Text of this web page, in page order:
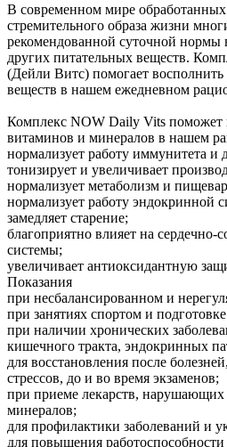
В современном мире
стремительного образа жизни
рекомендованной суточной нормы
других питательных веществ.
(Дейли Витс) помогает
веществ в нашем ежедневном
Комплекс NOW Daily Vits поможет
витаминов и минералов в нашем
нормализует работу иммунитета
тонизирует и увеличивает
нормализует метаболизм и
нормализует работу эндокринной
замедляет старение;
благоприятно влияет на
системы;
увеличивает антиоксидантную
Показания
при несбалансированном и
при занятиях спортом и
при наличии хронических
кишечного тракта, эндокринных
для восстановления после
стрессов, до и во время экзаменов;
при приеме лекарств, нарушающих
минералов;
для профилактики заболеваний и
для повышения